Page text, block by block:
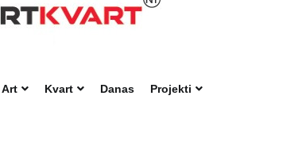
Art Kvart Danas Projekti